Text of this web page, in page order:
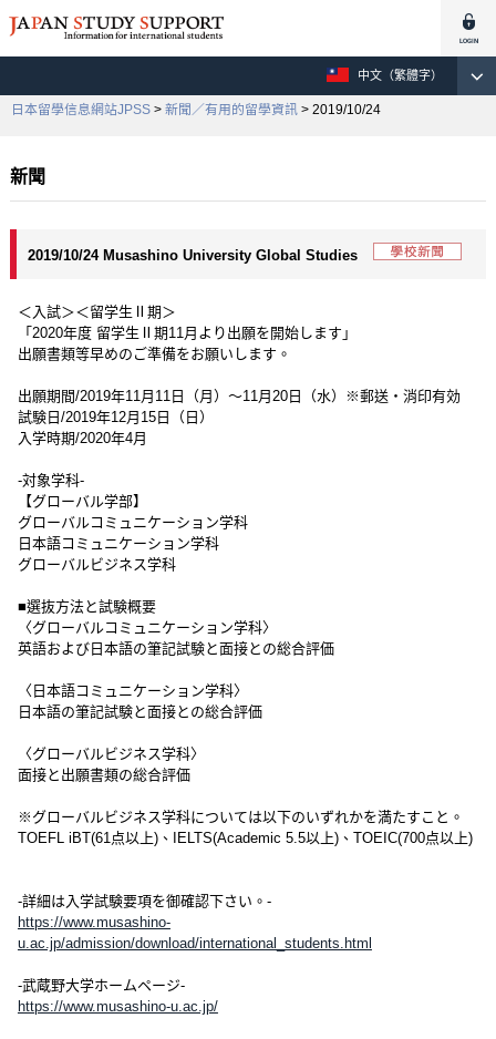
中文（繁體字）
日本留學信息網站JPSS > 新聞／有用的留學資訊 > 2019/10/24
新聞
2019/10/24 Musashino University Global Studies
＜入試＞＜留学生Ⅱ期＞
「2020年度 留学生Ⅱ期11月より出願を開始します」
出願書類等早めのご準備をお願いします。
出願期間/2019年11月11日（月）～11月20日（水）※郵送・消印有効
試験日/2019年12月15日（日）
入学時期/2020年4月
-対象学科-
【グローバル学部】
グローバルコミュニケーション学科
日本語コミュニケーション学科
グローバルビジネス学科
■選抜方法と試験概要
〈グローバルコミュニケーション学科〉
英語および日本語の筆記試験と面接との総合評価
〈日本語コミュニケーション学科〉
日本語の筆記試験と面接との総合評価
〈グローバルビジネス学科〉
面接と出願書類の総合評価
※グローバルビジネス学科については以下のいずれかを満たすこと。
TOEFL iBT(61点以上)、IELTS(Academic 5.5以上)、TOEIC(700点以上)
-詳細は入学試験要項を御確認下さい。-
https://www.musashino-
u.ac.jp/admission/download/international_students.html
-武蔵野大学ホームページ-
https://www.musashino-u.ac.jp/